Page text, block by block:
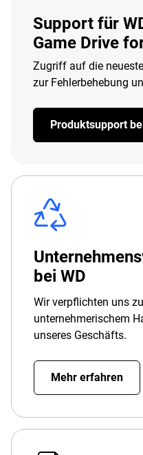
Support für
Game Drive
Zugriff auf die
zur Fehlerbehebung
Produktsupport
bei WD
Wir verpflichten uns
unternehmerischem
unseres Geschäfts.
Mehr erfahren